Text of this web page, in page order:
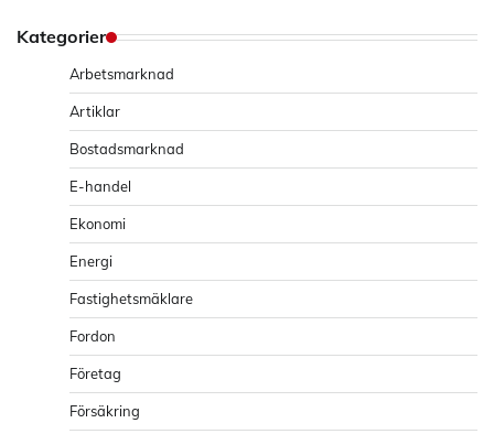
Kategorier
Arbetsmarknad
Artiklar
Bostadsmarknad
E-handel
Ekonomi
Energi
Fastighetsmäklare
Fordon
Företag
Försäkring